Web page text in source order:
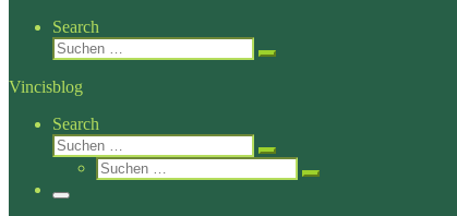
Search
Suche
Suchen …
Vincisblog
Search
Suche
Suchen …
Suche
Suchen …
Menü